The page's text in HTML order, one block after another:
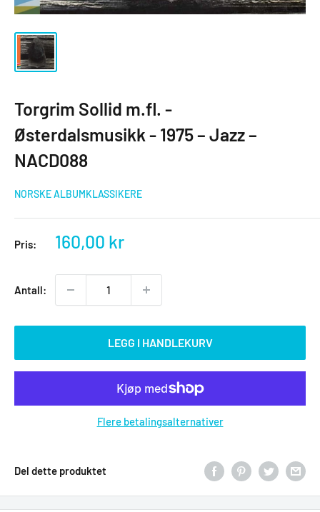
Torgrim Sollid m.fl. -
Østerdalsmusikk - 1975 – Jazz –
NACD088
NORSKE ALBUMKLASSIKERE
Pris: Salgspris
160,00 kr
Antall:
LEGG I HANDLEKURV
Flere betalingsalternativer
Del dette produktet